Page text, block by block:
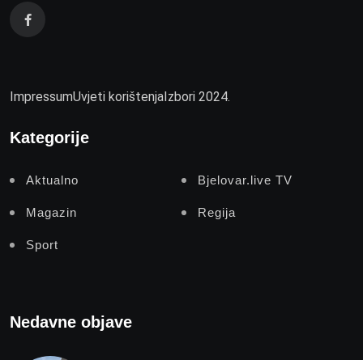
ImpressumUvjeti korištenja Izbori 2024.
Kategorije
Aktualno Bjelovar.live TV
Magazin Regija
Sport
Nedavne objave